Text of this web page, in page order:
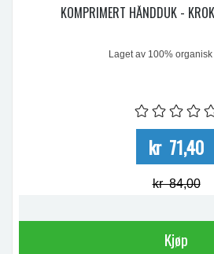
KOMPRIMERT HÅNDDUK -
Laget av 100% organisk
kr 71,40
kr 84,00
Kjøp